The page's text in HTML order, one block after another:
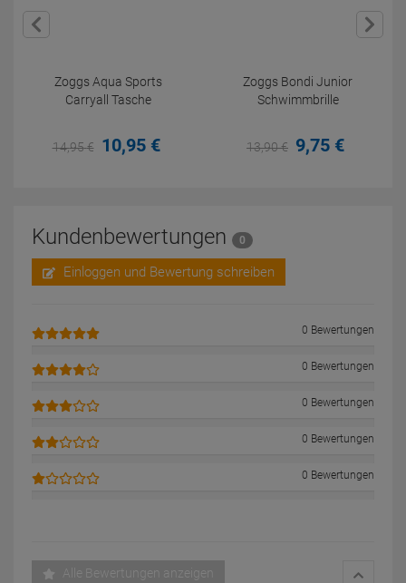
Zoggs Aqua Sports
Carryall Tasche
14,95€ 10,95 €
Zoggs Bondi Junior
Schwimmbrille
13,90€ 9,75 €
Kundenbewertungen 0
Einloggen und Bewertung schreiben
0 Bewertungen
0 Bewertungen
0 Bewertungen
0 Bewertungen
0 Bewertungen
Alle Bewertungen anzeigen